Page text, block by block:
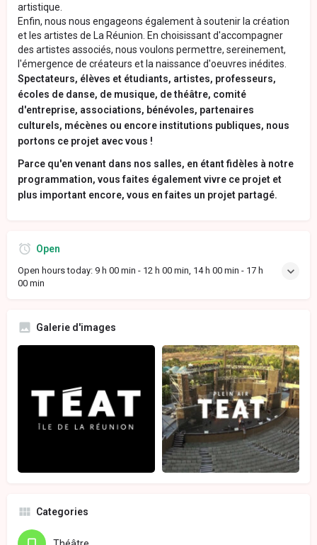
artistique.
Enfin, nous nous engageons également à soutenir la création
et les artistes de La Réunion. En choisissant d'accompagner
des artistes associés, nous voulons permettre, sereinement,
l'émergence de créateurs et la naissance d'oeuvres inédites.
Spectateurs, élèves et étudiants, artistes, professeurs,
écoles de danse, de musique, de théâtre, comité
d'entreprise, associations, bénévoles, partenaires
culturels, mécènes ou encore institutions publiques, nous
portons ce projet avec vous !
Parce qu'en venant dans nos salles, en étant fidèles à notre
programmation, vous faites également vivre ce projet et
plus important encore, vous en faites un projet partagé.
Open
Open hours today: 9 h 00 min - 12 h 00 min, 14 h 00 min - 17 h
00 min
Galerie d'images
Categories